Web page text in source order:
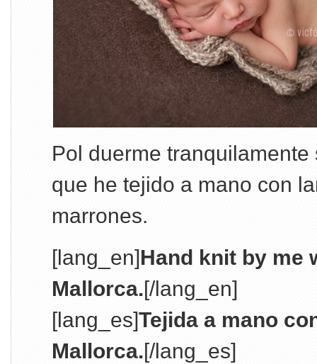
Pol duerme
que he tejido a mano con
marrones.
[lang_en]Hand knit by me
Mallorca.[/lang_en]
[lang_es]Tejida a mano
Mallorca.[/lang_es]